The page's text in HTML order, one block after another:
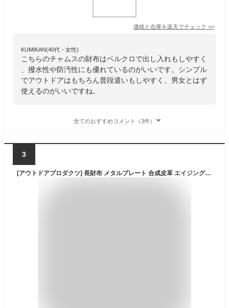
価格と在庫を楽天でチェック >>
KUMIKAN(40代・女性)
こちらのチャムスの財布はベルクロで出し入れもしやすく
、撥水性や防汚性にも優れているのがいいです。シンプル
でアウトドアはもちろん普段遣いもしやすく、男女とはず
使えるのがいいですね。
全てのおすすめコメント（3件）
3
[アウトドアプロダクツ] 長財布 メタルプレート 合成皮革 エイジング合皮 カード収納 紙幣収納 小銭入れ